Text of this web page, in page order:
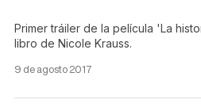
Primer tráiler de la película 'La
libro de Nicole Krauss.
9 de agosto 2017